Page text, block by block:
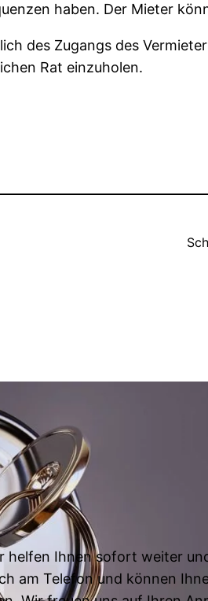
haben. Der Mieter
des Zugangs des
Rat einzuholen.
helfen Ihnen sofort weiter
am Telefon und können